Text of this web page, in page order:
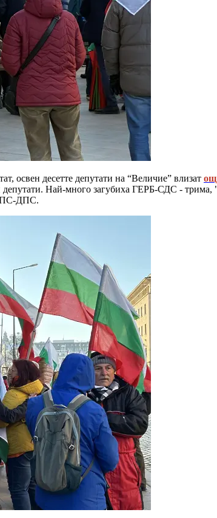
освен десетте депутати на “Величие” влизат
Най-много загубиха ГЕРБ-СДС -
ДПС-ДПС.